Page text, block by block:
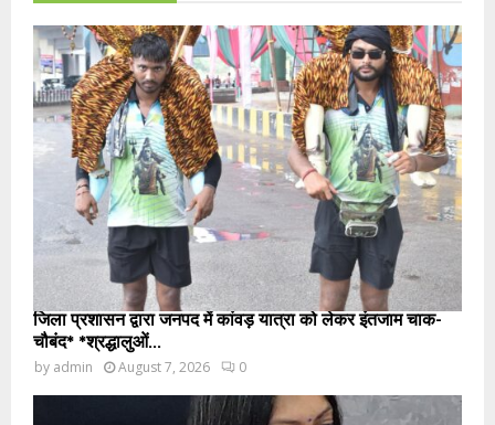
जिला प्रशासन द्वारा जनपद में कांवड़ यात्रा को लेकर इंतजाम चाक-
चौबंद* *श्रद्धालुओं...
by admin August 7, 2026 0